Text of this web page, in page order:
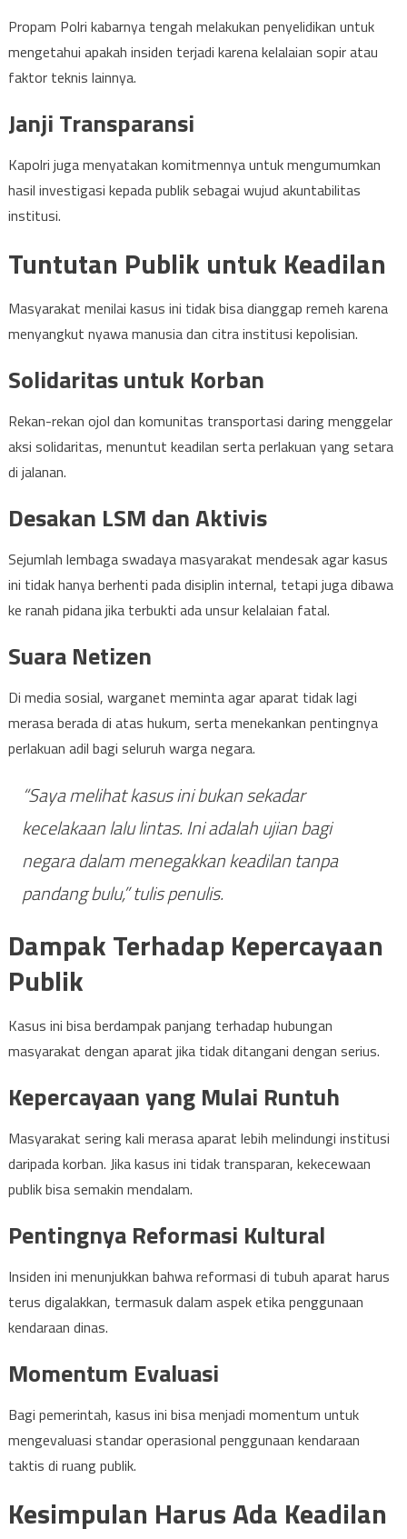
Propam Polri kabarnya tengah melakukan penyelidikan untuk
mengetahui apakah insiden terjadi karena kelalaian sopir atau
faktor teknis lainnya.
Janji Transparansi
Kapolri juga menyatakan komitmennya untuk mengumumkan
hasil investigasi kepada publik sebagai wujud akuntabilitas
institusi.
Tuntutan Publik untuk Keadilan
Masyarakat menilai kasus ini tidak bisa dianggap remeh karena
menyangkut nyawa manusia dan citra institusi kepolisian.
Solidaritas untuk Korban
Rekan-rekan ojol dan komunitas transportasi daring menggelar
aksi solidaritas, menuntut keadilan serta perlakuan yang setara
di jalanan.
Desakan LSM dan Aktivis
Sejumlah lembaga swadaya masyarakat mendesak agar kasus
ini tidak hanya berhenti pada disiplin internal, tetapi juga dibawa
ke ranah pidana jika terbukti ada unsur kelalaian fatal.
Suara Netizen
Di media sosial, warganet meminta agar aparat tidak lagi
merasa berada di atas hukum, serta menekankan pentingnya
perlakuan adil bagi seluruh warga negara.
“Saya melihat kasus ini bukan sekadar
kecelakaan lalu lintas. Ini adalah ujian bagi
negara dalam menegakkan keadilan tanpa
pandang bulu,” tulis penulis.
Dampak Terhadap Kepercayaan
Publik
Kasus ini bisa berdampak panjang terhadap hubungan
masyarakat dengan aparat jika tidak ditangani dengan serius.
Kepercayaan yang Mulai Runtuh
Masyarakat sering kali merasa aparat lebih melindungi institusi
daripada korban. Jika kasus ini tidak transparan, kekecewaan
publik bisa semakin mendalam.
Pentingnya Reformasi Kultural
Insiden ini menunjukkan bahwa reformasi di tubuh aparat harus
terus digalakkan, termasuk dalam aspek etika penggunaan
kendaraan dinas.
Momentum Evaluasi
Bagi pemerintah, kasus ini bisa menjadi momentum untuk
mengevaluasi standar operasional penggunaan kendaraan
taktis di ruang publik.
Kesimpulan Harus Ada Keadilan